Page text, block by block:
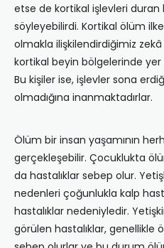
etse de kortikal işlevleri duran
söyleyebilirdi. Kortikal ölüm
olmakla ilişkilendirdiğimiz zekâ
kortikal beyin bölgelerinde yer
Bu kişiler ise, işlevler sona
olmadığına inanmaktadırlar.
Ölüm bir insan yaşamının
gerçekleşebilir. Çocuklukta
da hastalıklar sebep olur.
nedenleri çoğunlukla kalp
hastalıklar nedeniyledir.
görülen hastalıklar, genellikle